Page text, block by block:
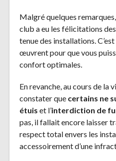
Malgré quelques
club a eu les félicitations
tenue des installations.
œuvrent pour que vous
confort optimales.
En revanche, au cours de la
constater que certains ne
étuis et l’interdiction de
pas, il fallait encore laisser
respect total envers les
accessoirement d’une